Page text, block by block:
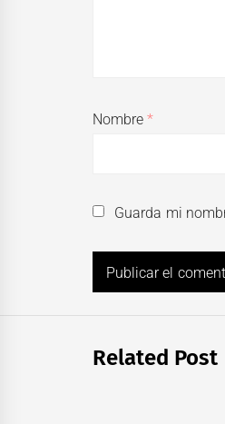
Nombre*
Guarda mi
Related Post